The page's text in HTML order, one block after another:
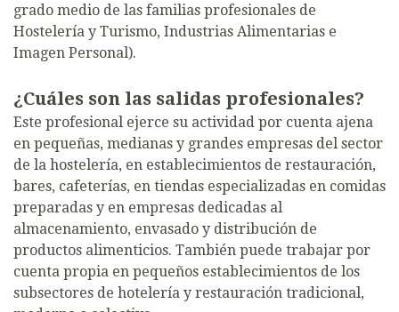
grado medio de las familias profesionales de
Hostelería y Turismo, Industrias Alimentarias e
Imagen Personal).
¿Cuáles son las salidas profesionales?
Este profesional ejerce su actividad por cuenta ajena
en pequeñas, medianas y grandes empresas del sector
de la hostelería, en establecimientos de restauración,
bares, cafeterías, en tiendas especializadas en comidas
preparadas y en empresas dedicadas al
almacenamiento, envasado y distribución de
productos alimenticios. También puede trabajar por
cuenta propia en pequeños establecimientos de los
subsectores de hotelería y restauración tradicional,